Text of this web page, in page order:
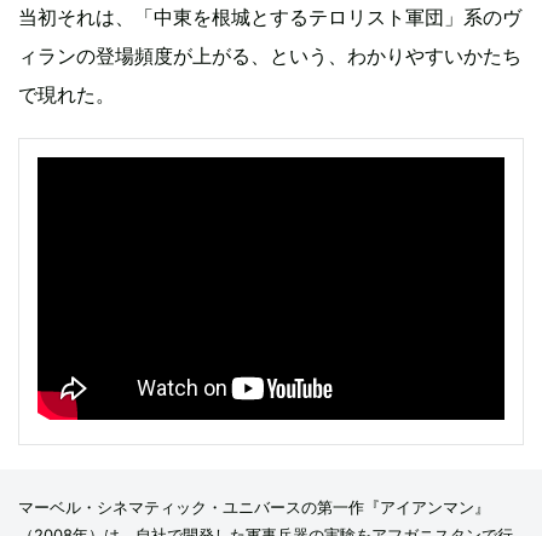
当初それは、「中東を根城とするテロリスト軍団」系のヴ
ィランの登場頻度が上がる、という、わかりやすいかたち
で現れた。
マーベル・シネマティック・ユニバースの第一作『アイアンマン』